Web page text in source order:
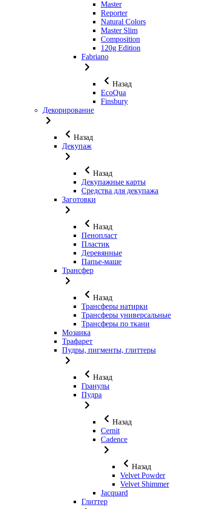
Master
Reporter
Natural Colors
Master Slim
Composition
120g Edition
Fabriano
Назад
EcoQua
Finsbury
Декорирование
Назад
Декупаж
Назад
Декупажные карты
Средства для декупажа
Заготовки
Назад
Пенопласт
Пластик
Деревянные
Папье-маше
Трансфер
Назад
Трансферы натирки
Трансферы универсальные
Трансферы по ткани
Мозаика
Трафарет
Пудры, пигменты, глиттеры
Назад
Гранулы
Пудра
Назад
Cernit
Cadence
Назад
Velvet Powder
Velvet Shimmer
Jaсquard
Глиттер